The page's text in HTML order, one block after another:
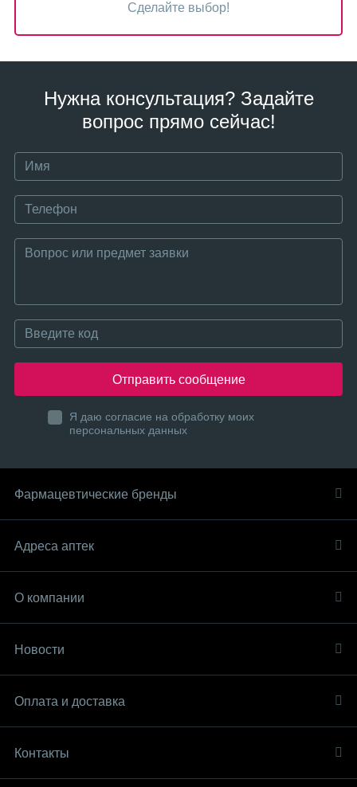
Сделайте выбор!
Нужна консультация? Задайте
вопрос прямо сейчас!
Отправить сообщение
Я даю согласие на обработку моих
персональных данных
Фармацевтические бренды
Адреса аптек
О компании
Новости
Оплата и доставка
Контакты